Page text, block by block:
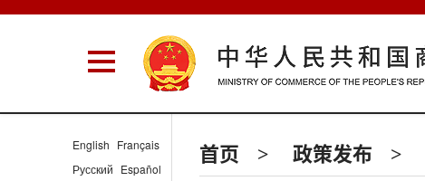
首页 > 政策发布 >
English Français
Русский Español